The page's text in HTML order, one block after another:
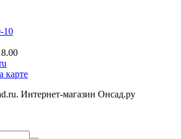
10
карте
Интернет-магазин Онсад.ру